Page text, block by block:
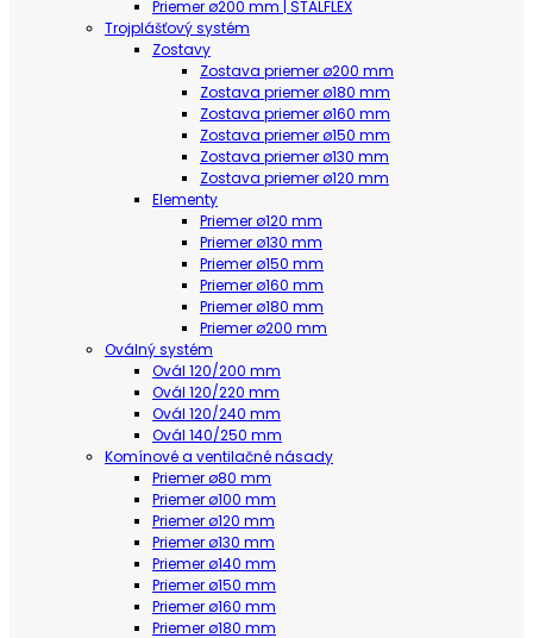
Priemer ø200 mm | STALFLEX
Trojplášťový systém
Zostavy
Zostava priemer ø200 mm
Zostava priemer ø180 mm
Zostava priemer ø160 mm
Zostava priemer ø150 mm
Zostava priemer ø130 mm
Zostava priemer ø120 mm
Elementy
Priemer ø120 mm
Priemer ø130 mm
Priemer ø150 mm
Priemer ø160 mm
Priemer ø180 mm
Priemer ø200 mm
Oválný systém
Ovál 120/200 mm
Ovál 120/220 mm
Ovál 120/240 mm
Ovál 140/250 mm
Komínové a ventilačné násady
Priemer ø80 mm
Priemer ø100 mm
Priemer ø120 mm
Priemer ø130 mm
Priemer ø140 mm
Priemer ø150 mm
Priemer ø160 mm
Priemer ø180 mm